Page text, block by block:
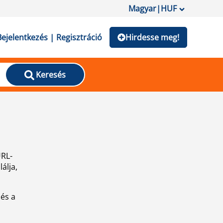
Magyar|HUF
| Regisztráció Hirdesse meg!
Keresés
a